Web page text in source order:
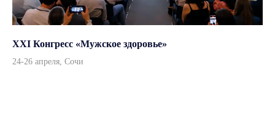
XXI Конгресс «Мужское здоровье»
24-26 апреля, Сочи
Политика конфиденциальности